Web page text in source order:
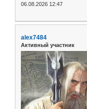
06.08.2026 12:47
alex7484
Активный участник